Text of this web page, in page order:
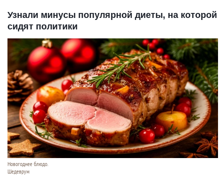
Узнали минусы популярной диеты, на которой
сидят политики
Новогоднее блюдо.
Шедеврум